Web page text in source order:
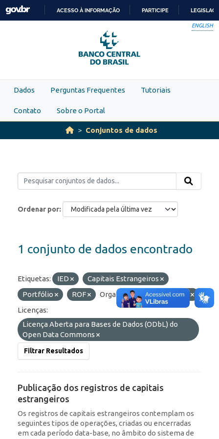
Skip to main content
PARA
O
CONTEÚDO
ACESSO À INFORMAÇÃO PARTICIPE
ENGLISH
Dados Perguntas Frequentes Tutoriais
Contato Sobre o Portal
Conjuntos de dados
Ordenar por
1 conjunto de dados encontrado
Etiquetas: IED
Capitais Estrangeiros
Portfólio
ROF Organizações:
BCB/Dstat
Licenças:
Licença Aberta para Bases de Dados (ODbL) do
Open Data Commons
Filtrar Resultados
Publicação dos registros de capitais
estrangeiros
Os registros de capitais estrangeiros contemplam os
seguintes tipos de operações, criadas ou encerradas
em cada período data-base, no âmbito do sistema de